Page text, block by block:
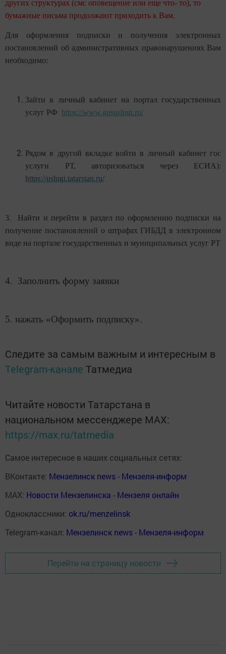
других структурах (смс оповещение или еще что- то), то
бумажные письма продолжают приходить к Вам.
Для оформления подписки и получения электронных
постановлений об административных правонарушениях Вам
необходимо:
Зайти в личный кабинет на портал государственных
услуг РФ https://www.gosuslugi.ru/
Рядом в другой вкладке войти в личный кабинет гос
услуги РТ, авторизоваться через ЕСИА):
https://uslugi.tatarstan.ru/
3. Найти и перейти в раздел по оформлению подписки на
получение постановлений о штрафах ГИБДД в электронном
виде на портале государственных и муниципальных услуг РТ
4. Заполнить форму заявки
5. нажать «Оформить подписку».
Следите за самым важным и интересным в
Telegram-канале Татмедиа
Читайте новости Татарстана в
национальном мессенджере MАХ:
https://max.ru/tatmedia
Самое интересное в наших социальных сетях:
ВКонтакте: Мензелинск news - Мензеля-информ
MAX: Новости Мензелинска - Мензеля онлайн
Одноклассники: ok.ru/menzelinsk
Telegram-канал: Мензелинск news - Мензеля-информ
Перейти на страницу новости